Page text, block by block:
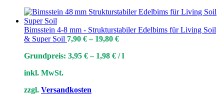
Bimsstein 4-8 mm - Strukturstabiler Edelbims für Living Soil
& Super Soil 7,90 €– 19,80 €
Grundpreis: 3,95 €– 1,98 € /l
inkl. MwSt.
zzgl. Versandkosten